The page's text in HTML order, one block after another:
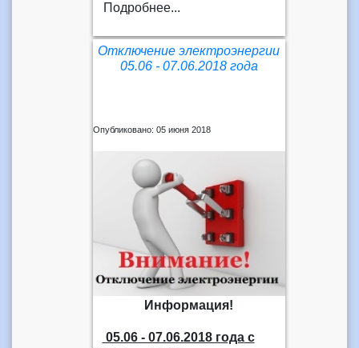
Подробнее...
Отключение электроэнергии
05.06 - 07.06.2018 года
Опубликовано: 05 июня 2018
Информация!
05.06 - 07.06.2018 годас